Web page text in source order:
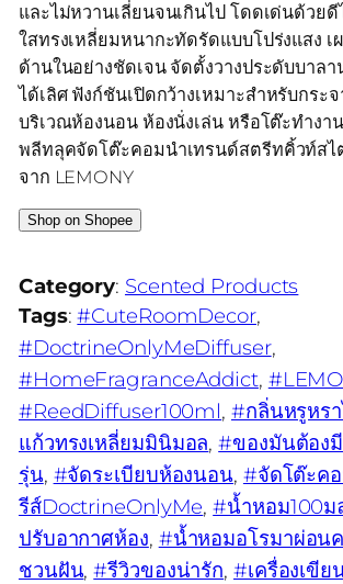
และไม่หวานเลี่ยนจนเกินไป โดดเด่นด้วย
ใสทรงเหลี่ยมหนากะทัดรัดแบบโปร่งแสง เ
ด้านในอย่างชัดเจน จัดตั้งวางประดับบาล
ได้เลิศ ฟังก์ชันเปิดกว้างเหมาะสำหรับกระ
บริเวณห้องนอน ห้องนั่งเล่น หรือโต๊ะทำงา
พลีทลุคจัดโต๊ะคอมนำเทรนด์สตรีทคิ้วท์สไ
จาก LEMONY
Shop on Shopee
Category: Scented Products
Tags:#CuteRoomDecor
#DoctrineOnlyMeDiffuser
#HomeFragranceAddict,
#ReedDiffuser100ml, #กลิ่นหรูหร
แก้วทรงเหลี่ยมมินิมอล, #ของมันต้องมี
รุ่น, #จัดระเบียบห้องนอน, #จัดโต๊ะค
รีส์DoctrineOnlyMe, #น้ำหอม100ม
ปรับอากาศห้อง, #น้ำหอมอโรมาผ่อน
ชวนฝัน, #รีวิวของน่ารัก, #เครื่องเขีย